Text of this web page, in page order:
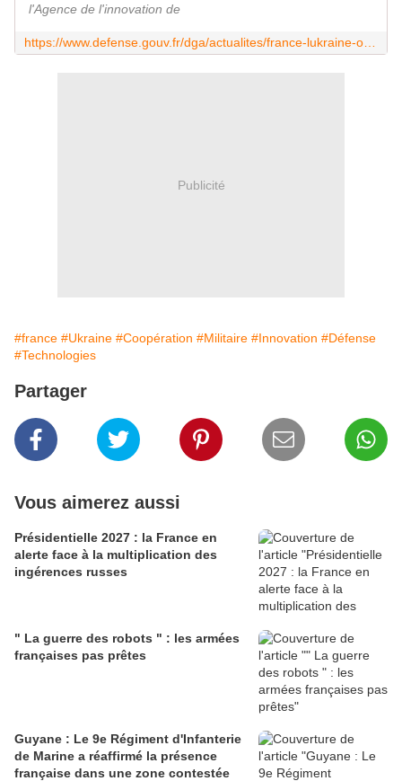
l'Agence de l'innovation de
Publicité
#france #Ukraine #Coopération #Militaire #Innovation #Défense
#Technologies
Partager
Vous aimerez aussi
Présidentielle 2027 : la France en
alerte face à la multiplication des
ingérences russes
" La guerre des robots " : les armées
françaises pas prêtes
Guyane : Le 9e Régiment d'Infanterie
de Marine a réaffirmé la présence
française dans une zone contestée